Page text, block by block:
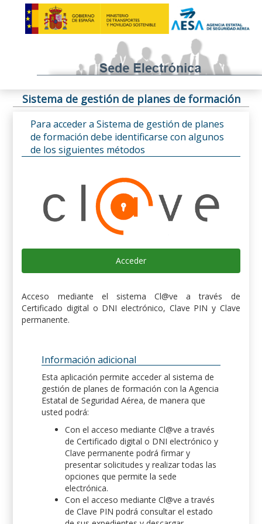
Sistema de gestión de planes de formación
Para acceder a Sistema de gestión de planes
de formación debe identificarse con algunos
de los siguientes métodos
Acceder
Acceso mediante el sistema Cl@ve a través de
Certificado digital o DNI electrónico, Clave PIN y Clave
permanente.
Información adicional
Esta aplicación permite acceder al sistema de
gestión de planes de formación con la Agencia
Estatal de Seguridad Aérea, de manera que
usted podrá:
Con el acceso mediante Cl@ve a través
de Certificado digital o DNI electrónico y
Clave permanente podrá firmar y
presentar solicitudes y realizar todas las
opciones que permite la sede
electrónica.
Con el acceso mediante Cl@ve a través
de Clave PIN podrá consultar el estado